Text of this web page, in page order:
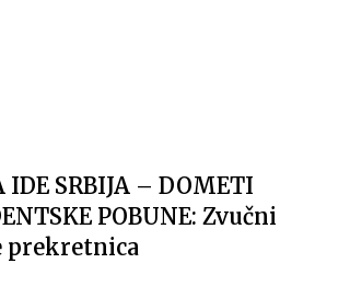
IDE SRBIJA – DOMETI
POBUNE: Zvučni
prekretnica